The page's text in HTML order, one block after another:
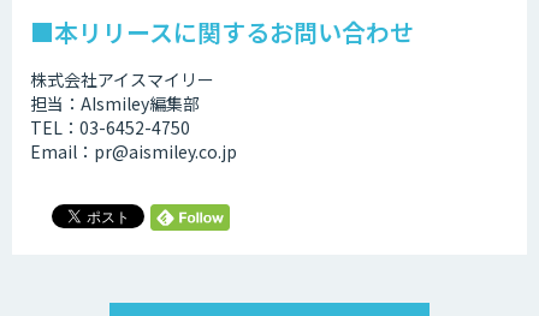
■本リリースに関するお問い合わせ
株式会社アイスマイリー
担当：AIsmiley編集部
TEL：03-6452-4750
Email：pr@aismiley.co.jp